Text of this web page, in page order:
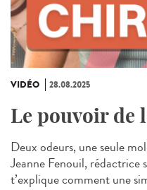
VIDÉO 28.08.2025
Le pouvoir de
Deux odeurs, une seule
Jeanne Fenouil, rédactrice
t’explique comment une